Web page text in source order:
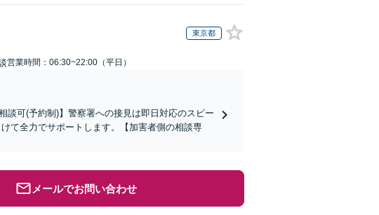
東京都
営業時間：06:30~22:00（平日）
談可(予約制)】警察署への接見は即日対応のスピー
て全力でサポートします。【加害者側の相談専
メールでお問い合わせ